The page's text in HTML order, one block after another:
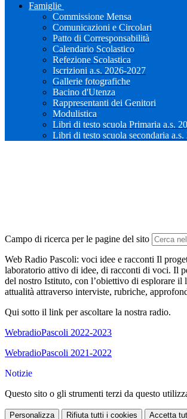
Famiglie
Commissione Mensa
Comunicazioni e Circolari
Patto di Corresponsabilità
Calendario Scolastico
Refezione Scolastica
Iscrizioni a.s. 2026-2027
Gallerie fotografiche
Bacino d'Utenza
Rappresentanti dei Genitori
Modulistica
Libri di testo scuola Primaria a.s.
Libri di testo scuola secondaria a.s.
Campo di ricerca per le pagine del sito
Web Radio Pascoli: voci idee e racconti Il
laboratorio attivo di idee, di racconti di voci. Il
del nostro Istituto, con l’obiettivo di esplorare
attualità attraverso interviste, rubriche,
Qui sotto il link per ascoltare la nostra radio.
WebradioPascoli 2022-2023
WebradioPascoli 2021-2022
Notizie
Questo sito o gli strumenti terzi da questo
Personalizza Rifiuta tutti i cookies Accetta